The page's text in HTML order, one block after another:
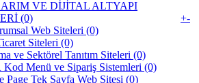
VE DİJİTAL ALTYAPI
(0)
+-
Web Siteleri (0)
Siteleri (0)
ve Sektörel Tanıtım Siteleri (0)
Kod Menü ve Sipariş Sistemleri (0)
Page Tek Sayfa Web Sitesi (0)